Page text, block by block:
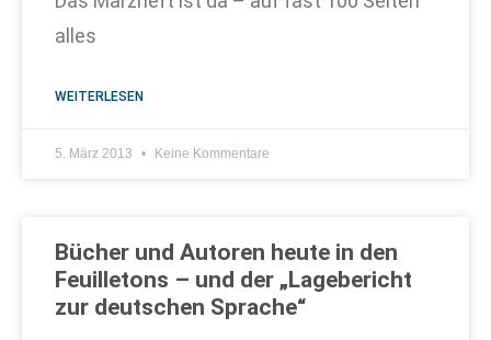
alles
WEITERLESEN
5. März 2013 Keine Kommentare
Bücher und Autoren heute in den
Feuilletons – und der „Lagebericht
zur deutschen Sprache“